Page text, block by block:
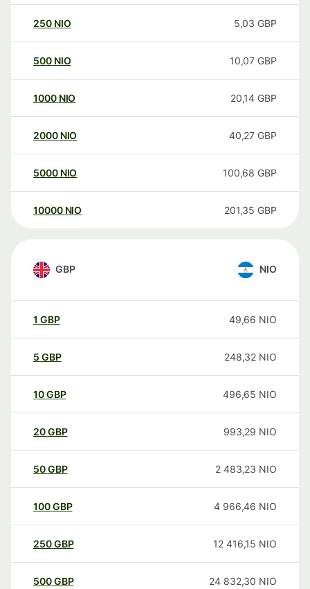
250 NIO 5,03 GBP
500 NIO 10,07 GBP
1000 NIO 20,14 GBP
2000 NIO 40,27 GBP
5000 NIO 100,68 GBP
10000 NIO 201,35 GBP
GBP NIO
1 GBP 49,66 NIO
5 GBP 248,32 NIO
10GBP 496,65 NIO
20GBP 993,29 NIO
50GBP 2 483,23 NIO
100GBP 4 966,46 NIO
250GBP 12 416,15 NIO
500GBP 24 832,30 NIO